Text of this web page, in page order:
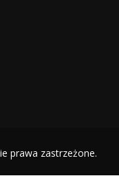
prawa zastrzeżone.